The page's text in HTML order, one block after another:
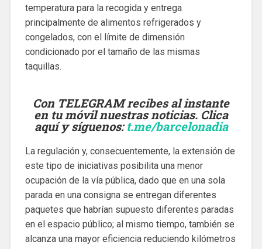
temperatura para la recogida y entrega
principalmente de alimentos refrigerados y
congelados, con el límite de dimensión
condicionado por el tamaño de las mismas
taquillas.
Con TELEGRAM recibes al instante
en tu móvil nuestras noticias. Clica
aquí y síguenos:t.me/barcelonadia
La regulación y, consecuentemente, la extensión de
este tipo de iniciativas posibilita una menor
ocupación de la vía pública, dado que en una sola
parada en una consigna se entregan diferentes
paquetes que habrían supuesto diferentes paradas
en el espacio público; al mismo tiempo, también se
alcanza una mayor eficiencia reduciendo kilómetros